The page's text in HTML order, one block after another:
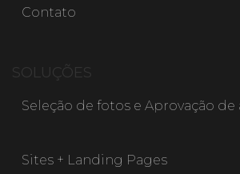
Contato
SOLUÇÕES
Seleção de fotos e Aprovação de
Sites + Landing Pages